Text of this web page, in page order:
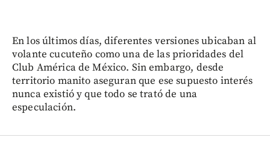
En los últimos días, diferentes versiones ubicaban al
volante cucuteño como una de las prioridades del
Club América de México. Sin embargo, desde
territorio manito aseguran que ese supuesto interés
nunca existió y que todo se trató de una
especulación.